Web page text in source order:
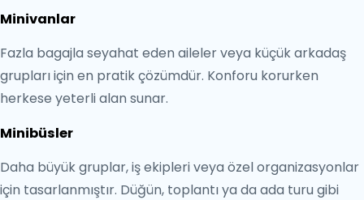
Minivanlar
Fazla bagajla seyahat eden aileler veya küçük arkadaş
grupları için en pratik çözümdür. Konforu korurken
herkese yeterli alan sunar.
Minibüsler
Daha büyük gruplar, iş ekipleri veya özel organizasyonlar
için tasarlanmıştır. Düğün, toplantı ya da ada turu gibi